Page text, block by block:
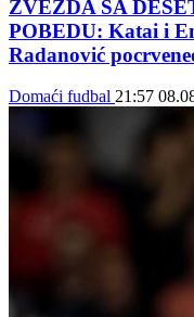
ZVEZDA SA
POBEDU: Katai i
Radanović
Domaći fudbal 21:57